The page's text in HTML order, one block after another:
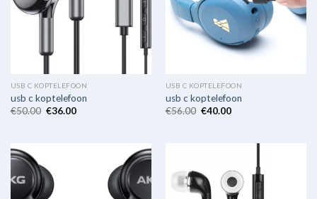
USB C KOPTELEFOON
usb c koptelefoon
€50.00 €36.00
USB C KOPTELEFOON
usb c koptelefoon
€56.00 €40.00